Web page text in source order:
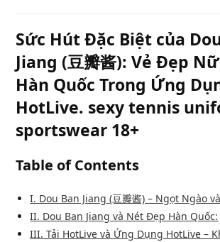
Sức Hút Đặc Biệt của
Jiang (豆瓣酱): Vẻ Đẹp
Hàn Quốc Trong Ứng
HotLive. sexy tennis
sportswear 18+
Table of Contents
I. Dou Ban Jiang (豆瓣酱) – Ngọt Ngào
II. Dou Ban Jiang và Nét Đẹp Hàn Quốc:
III. Tải HotLive và Ứng Dụng HotLive –